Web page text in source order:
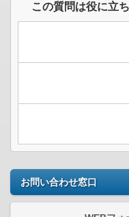
この質問は役に立
お問い合わせ窓口